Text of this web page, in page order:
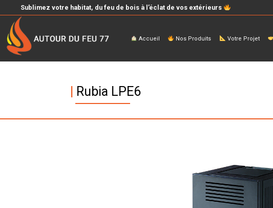
Sublimez votre habitat, du feu de bois à l’éclat de vos extérieurs
Accueil Nos Produits Votre Projet
Rubia LPE6